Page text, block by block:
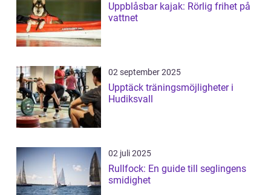
Uppblåsbar kajak: Rörlig frihet på
vattnet
02 september 2025
Upptäck träningsmöjligheter i
Hudiksvall
02 juli 2025
Rullfock: En guide till seglingens
smidighet